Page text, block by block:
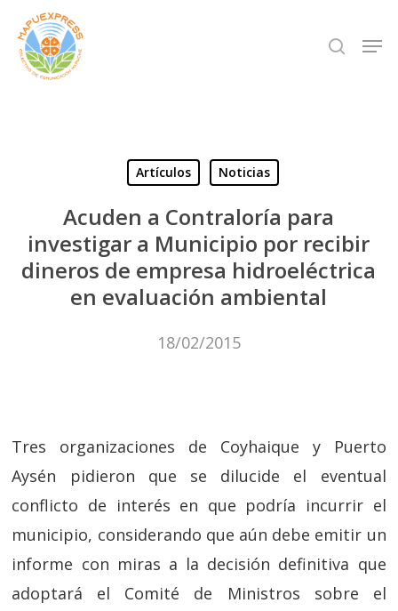
Skip
main
search
Artículos Noticias
Acuden a Contraloría para
investigar a Municipio por recibir
dineros de empresa hidroeléctrica
en evaluación ambiental
18/02/2015
Tres organizaciones de Coyhaique y Puerto
Aysén pidieron que se dilucide el eventual
conflicto de interés en que podría incurrir el
municipio, considerando que aún debe emitir un
informe con miras a la decisión definitiva que
adoptará el Comité de Ministros sobre el
Close